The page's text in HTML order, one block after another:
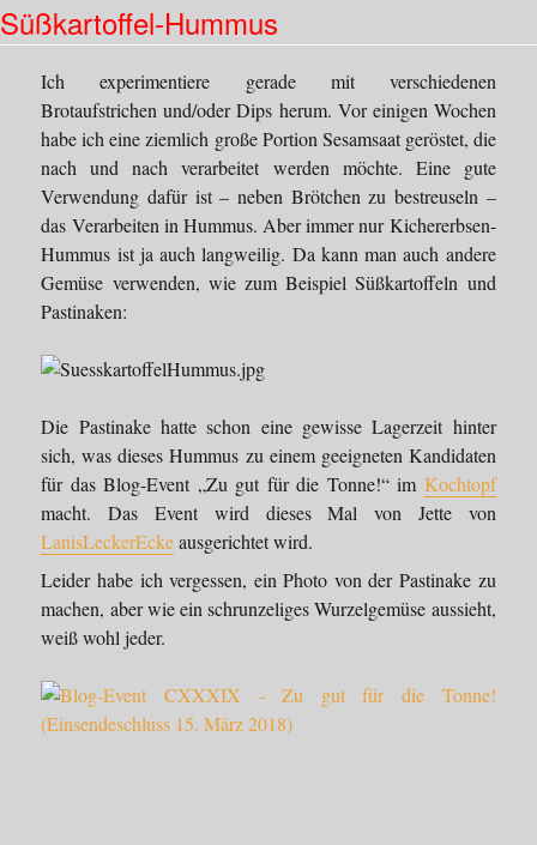
und
gefüllten
Eiern
Süßkartoffel-Hummus
Ich experimentiere gerade mit verschiedenen
Brotaufstrichen und/oder Dips herum. Vor einigen Wochen
habe ich eine ziemlich große Portion Sesamsaat geröstet, die
nach und nach verarbeitet werden möchte. Eine gute
Verwendung dafür ist – neben Brötchen zu bestreuseln –
das Verarbeiten in Hummus. Aber immer nur Kichererbsen-
Hummus ist ja auch langweilig. Da kann man auch andere
Gemüse verwenden, wie zum Beispiel Süßkartoffeln und
Pastinaken:
Die Pastinake hatte schon eine gewisse Lagerzeit hinter
sich, was dieses Hummus zu einem geeigneten Kandidaten
für das Blog-Event „Zu gut für die Tonne!“ im Kochtopf
macht. Das Event wird dieses Mal von Jette von
LanisLeckerEckeausgerichtet wird.
Leider habe ich vergessen, ein Photo von der Pastinake zu
machen, aber wie ein schrunzeliges Wurzelgemüse aussieht,
weiß wohl jeder.